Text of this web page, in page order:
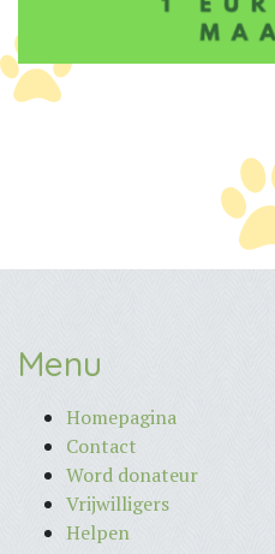
Menu
Homepagina
Contact
Word donateur
Vrijwilligers
Helpen